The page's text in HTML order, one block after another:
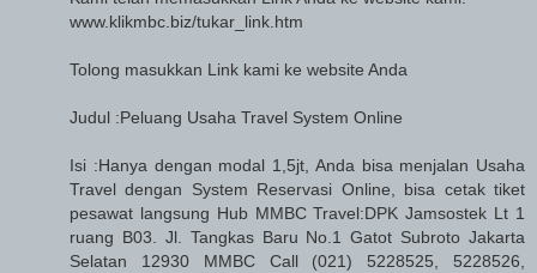
www.klikmbc.biz/tukar_link.htm
Tolong masukkan Link kami ke website Anda
Judul :Peluang Usaha Travel System Online
Isi :Hanya dengan modal 1,5jt, Anda bisa menjalan Usaha
Travel dengan System Reservasi Online, bisa cetak tiket
pesawat langsung Hub MMBC Travel:DPK Jamsostek Lt 1
ruang B03. Jl. Tangkas Baru No.1 Gatot Subroto Jakarta
Selatan 12930 MMBC Call (021) 5228525, 5228526,